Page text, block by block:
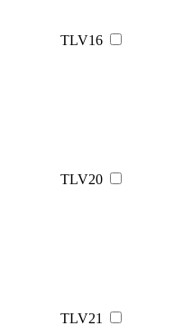
TLV16
TLV20
TLV21